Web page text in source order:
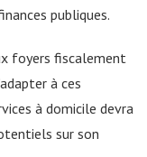
publiques.
foyers fiscalement
à ces
à domicile devra
sur son